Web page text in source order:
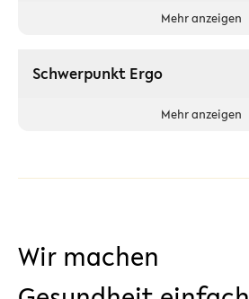
Mehr anzeigen
Schwerpunkt Ergo
Mehr anzeigen
Wir machen